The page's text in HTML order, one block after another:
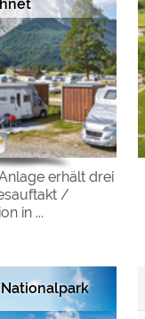
erhält drei
/
in ...